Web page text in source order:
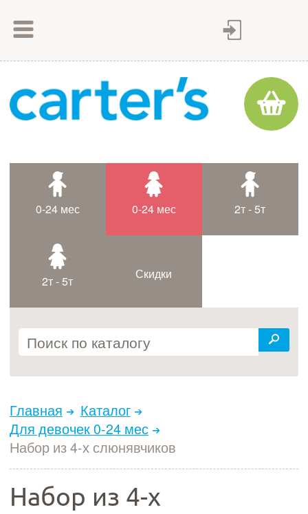
Как оплатить
Доставка товара
Контакты
0-24 мес 0-24 мес 2т - 5т
2т - 5т Скидки
Главная
Каталог
Для девочек 0-24 мес
Набор из 4-х слюнявчиков
Набор из 4-х